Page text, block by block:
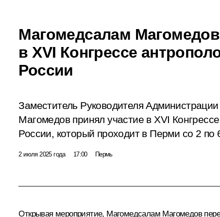
Магомедсалам
в XVI Конгрессе
России
Заместитель Руководителя
Магомедов принял участие в XVI
России, который проходит в Перми со 2 по
2 июля 2025 года 17:00 Пермь
Открывая мероприятие, Магомедсалам Магомедов